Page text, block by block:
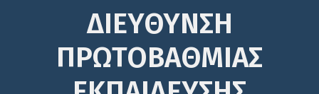
ΔΙΕΎΘΥΝΣΗ
ΠΡΩΤΟΒΆΘΜΙΑΣ